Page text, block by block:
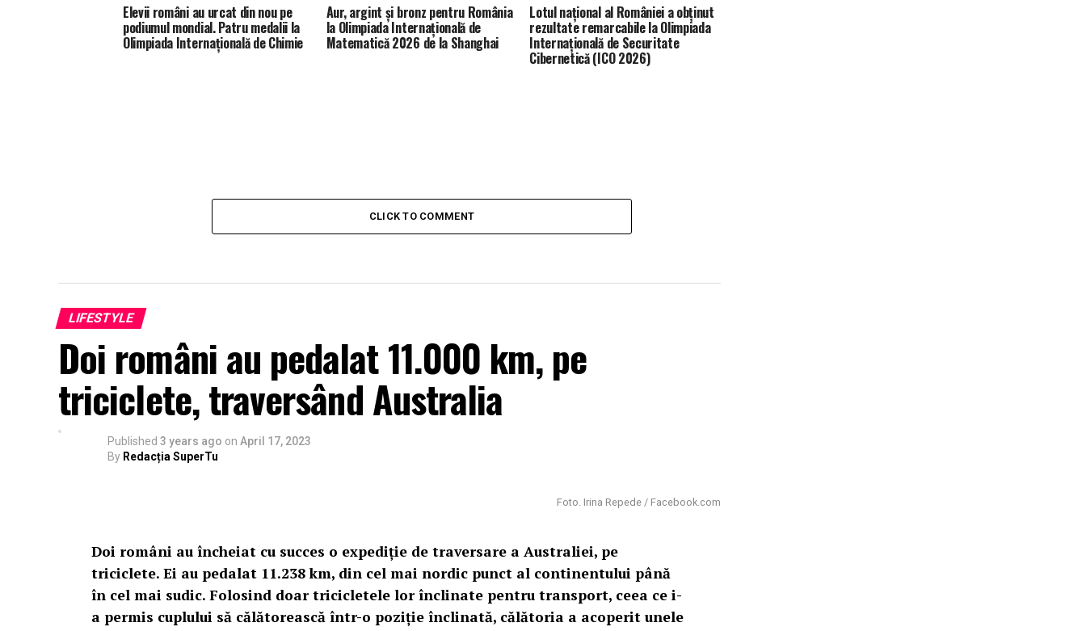
Elevii români au urcat din nou pe
podiumul mondial. Patru medalii la
Olimpiada Internațională de Chimie
Aur, argint și bronz pentru România
la Olimpiada Internațională de
Matematică 2026 de la Shanghai
Lotul național al României a obținut
rezultate remarcabile la Olimpiada
Internațională de Securitate
Cibernetică (ICO 2026)
CLICK TO COMMENT
LIFESTYLE
Doi români au pedalat 11.000 km, pe
triciclete, traversând Australia
Published 3 years ago on April 17, 2023
By Redacția SuperTu
Foto. Irina Repede / Facebook.com
Doi români au încheiat cu succes o expediție de traversare a Australiei, pe
triciclete. Ei au pedalat 11.238 km, din cel mai nordic punct al continentului până
în cel mai sudic. Folosind doar tricicletele lor înclinate pentru transport, ceea ce i-
a permis cuplului să călătorească într-o poziție înclinată, călătoria a acoperit unele